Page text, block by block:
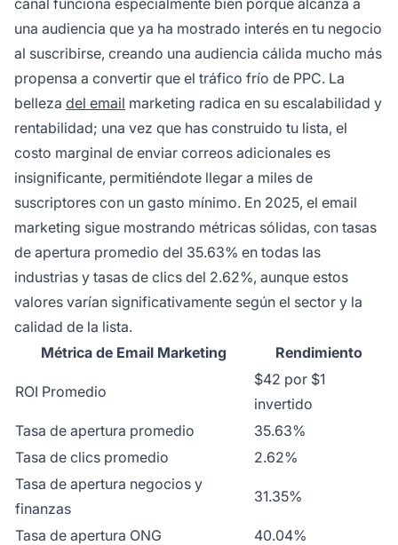
una audiencia que ya ha mostrado interés en tu negocio
al suscribirse, creando una audiencia cálida mucho más
propensa a convertir que el tráfico frío de PPC. La
belleza del email marketing radica en su escalabilidad y
rentabilidad; una vez que has construido tu lista, el
costo marginal de enviar correos adicionales es
insignificante, permitiéndote llegar a miles de
suscriptores con un gasto mínimo. En 2025, el email
marketing sigue mostrando métricas sólidas, con tasas
de apertura promedio del 35.63% en todas las
industrias y tasas de clics del 2.62%, aunque estos
valores varían significativamente según el sector y la
calidad de la lista.
Métrica de Email Marketing
Rendimiento
ROI Promedio
$42 por $1
invertido
Tasa de apertura promedio
35.63%
Tasa de clics promedio
2.62%
Tasa de apertura negocios y
finanzas
31.35%
Tasa de apertura ONG
40.04%